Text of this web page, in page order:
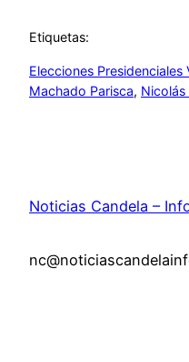
Etiquetas:
Elecciones
Machado Parisca​,
Noticias Candela –